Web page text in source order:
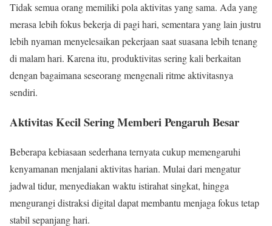
Tidak semua orang memiliki pola aktivitas yang sama. Ada yang
merasa lebih fokus bekerja di pagi hari, sementara yang lain justru
lebih nyaman menyelesaikan pekerjaan saat suasana lebih tenang
di malam hari. Karena itu, produktivitas sering kali berkaitan
dengan bagaimana seseorang mengenali ritme aktivitasnya
sendiri.
Aktivitas Kecil Sering Memberi Pengaruh Besar
Beberapa kebiasaan sederhana ternyata cukup memengaruhi
kenyamanan menjalani aktivitas harian. Mulai dari mengatur
jadwal tidur, menyediakan waktu istirahat singkat, hingga
mengurangi distraksi digital dapat membantu menjaga fokus tetap
stabil sepanjang hari.